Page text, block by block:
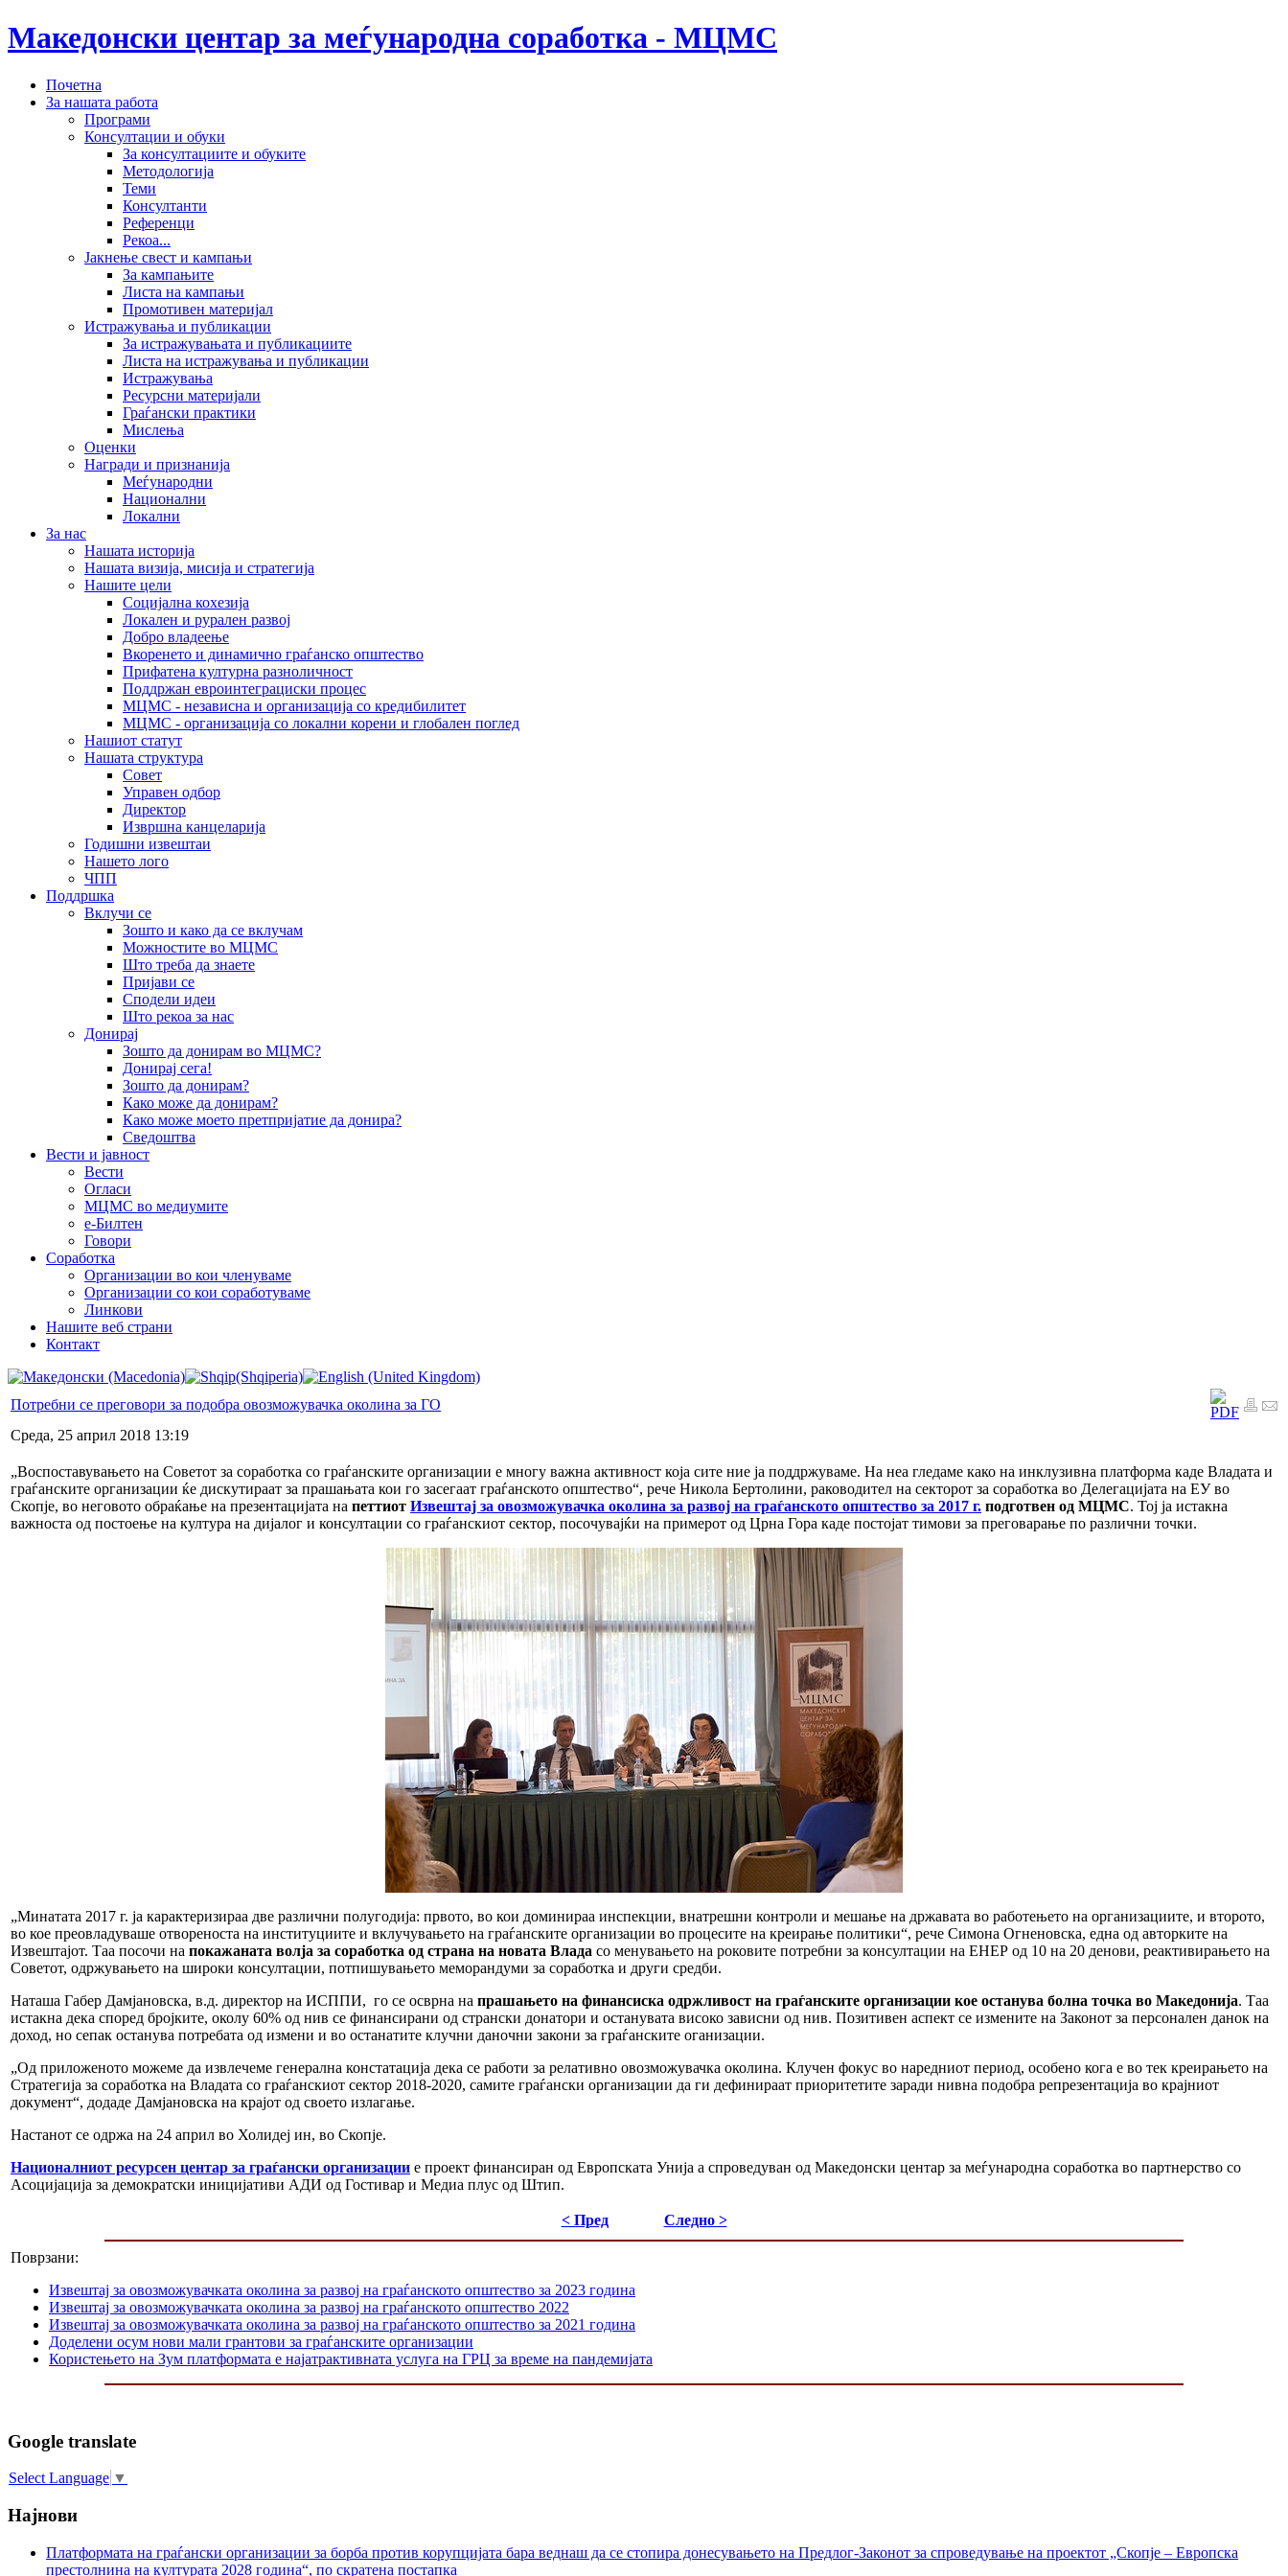
Македонски центар за меѓународна соработка - МЦМС
Почетна
За нашата работа
Програми
Консултации и обуки
За консултациите и обуките
Методологија
Теми
Консултанти
Референци
Рекоа...
Јакнење свест и кампањи
За кампањите
Листа на кампањи
Промотивен материјал
Истражувања и публикации
За истражувањата и публикациите
Листа на истражувања и публикации
Истражувања
Ресурсни материјали
Граѓански практики
Мислења
Оценки
Награди и признанија
Меѓународни
Национални
Локални
За нас
Нашата историја
Нашата визија, мисија и стратегија
Нашите цели
Социјална кохезија
Локален и рурален развој
Добро владеење
Вкоренето и динамично граѓанско општество
Прифатена културна разноличност
Поддржан евроинтеграциски процес
МЦМС - независна и организација со кредибилитет
МЦМС - организација со локални корени и глобален поглед
Нашиот статут
Нашата структура
Совет
Управен одбор
Директор
Извршна канцеларија
Годишни извештаи
Нашето лого
ЧПП
Поддршка
Вклучи се
Зошто и како да се вклучам
Можностите во МЦМС
Што треба да знаете
Пријави се
Сподели идеи
Што рекоа за нас
Донирај
Зошто да донирам во МЦМС?
Донирај сега!
Зошто да донирам?
Како може да донирам?
Како може моето претпријатие да донира?
Сведоштва
Вести и јавност
Вести
Огласи
МЦМС во медиумите
е-Билтен
Говори
Соработка
Организации во кои членуваме
Организации со кои соработуваме
Линкови
Нашите веб страни
Контакт
Потребни се преговори за подобра овозможувачка околина за ГО
Среда, 25 април 2018 13:19
„Воспоставувањето на Советот за соработка со граѓанските организации е многу важна активност која сите ние ја поддржуваме. На неа гледаме како на инклузивна платформа каде Владата и
граѓанските организации ќе дискутираат за прашањата кои го засегаат граѓанското општество“, рече Никола Бертолини, раководител на секторот за соработка во Делегацијата на ЕУ во
Скопје, во неговото обраќање на презентацијата на петтиот Извештај за овозможувачка околина за развој на граѓанското општество за 2017 г. подготвен од МЦМС. Тој ја истакна
важноста од постоење на култура на дијалог и консултации со граѓанскиот сектор, посочувајќи на примерот од Црна Гора каде постојат тимови за преговарање по различни точки.
„Минатата 2017 г. ја карактеризираа две различни полугодија: првото, во кои доминираа инспекции, внатрешни контроли и мешање на државата во работењето на организациите, и второто,
во кое преовладуваше отвореноста на институциите и вклучувањето на граѓанските организации во процесите на креирање политики“, рече Симона Огненовска, една од авторките на
Извештајот. Таа посочи на покажаната волја за соработка од страна на новата Влада со менувањето на роковите потребни за консултации на ЕНЕР од 10 на 20 денови, реактивирањето на
Советот, одржувањето на широки консултации, потпишувањето меморандуми за соработка и други средби.
Наташа Габер Дамјановска, в.д. директор на ИСППИ, го се осврна на прашањето на финансиска одржливост на граѓанските организации кое останува болна точка во Македонија. Таа
истакна дека според бројките, околу 60% од нив се финансирани од странски донатори и останувата високо зависни од нив. Позитивен аспект се измените на Законот за персонален данок на
доход, но сепак останува потребата од измени и во останатите клучни даночни закони за граѓанските оганизации.
„Од приложеното можеме да извлечеме генерална констатација дека се работи за релативно овозможувачка околина. Клучен фокус во наредниот период, особено кога е во тек креирањето на
Стратегија за соработка на Владата со граѓанскиот сектор 2018-2020, самите граѓански организации да ги дефинираат приоритетите заради нивна подобра репрезентација во крајниот
документ“, додаде Дамјановска на крајот од своето излагање.
Настанот се одржа на 24 април во Холидеј ин, во Скопје.
Националниот ресурсен центар за граѓански организации е проект финансиран од Европската Унија а спроведуван од Македонски центар за меѓународна соработка во партнерство со
Асоцијација за демократски иницијативи АДИ од Гостивар и Медиа плус од Штип.
< Пред Следно >
Поврзани:
Извештај за овозможувачката околина за развој на граѓанското општество за 2023 година
Извештај за овозможувачката околина за развој на граѓанското општество 2022
Извештај за овозможувачката околина за развој на граѓанското општество за 2021 година
Доделени осум нови мали грантови за граѓанските организации
Користењето на Зум платформата е најатрактивната услуга на ГРЦ за време на пандемијата
Google translate
Select Language ▼
Најнови
Платформата на граѓански организации за борба против корупцијата бара веднаш да се стопира донесувањето на Предлог-Законот за спроведување на проектот „Скопје – Европска
престолнина на културата 2028 година“, по скратена постапка